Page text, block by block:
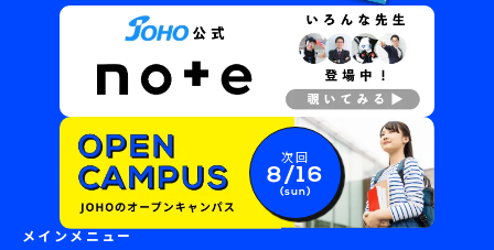
次回
8/16
(sun)
メインメニュー